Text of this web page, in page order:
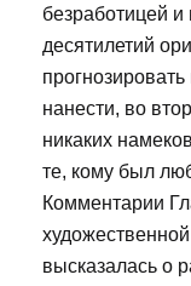
безработицей
десятилетий
нанести, во
никаких
те, кому был
Комментарии
высказалась о